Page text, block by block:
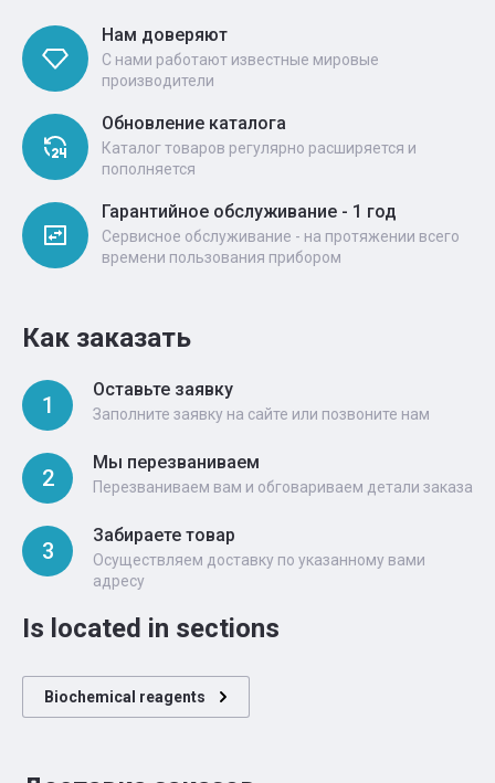
Нам доверяют
С нами работают известные мировые
производители
Обновление каталога
Каталог товаров регулярно расширяется и
пополняется
Гарантийное обслуживание - 1 год
Сервисное обслуживание - на протяжении всего
времени пользования прибором
Как заказать
1
Оставьте заявку
Заполните заявку на сайте или позвоните нам
2
Мы перезваниваем
Перезваниваем вам и обговариваем детали заказа
3
Забираете товар
Осуществляем доставку по указанному вами
адресу
Is located in sections
Biochemical reagents